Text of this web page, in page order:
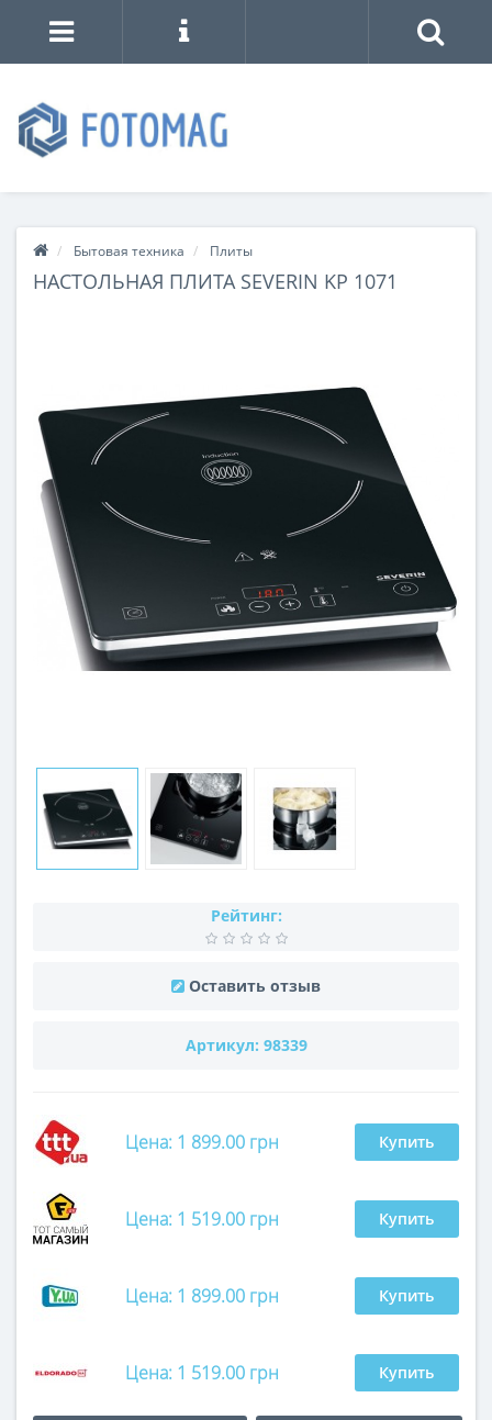
Бытовая техника Плиты
НАСТОЛЬНАЯ ПЛИТА SEVERIN KP 1071
Рейтинг:
Оставить отзыв
Артикул: 98339
Цена: 1 899.00 грн Купить
Цена: 1 519.00 грн Купить
Цена: 1 899.00 грн Купить
Цена: 1 519.00 грн Купить